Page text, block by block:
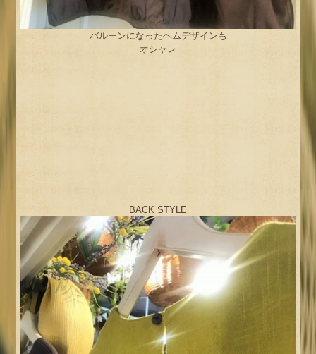
バルーンになったヘムデザインも
オシャレ
BACK STYLE